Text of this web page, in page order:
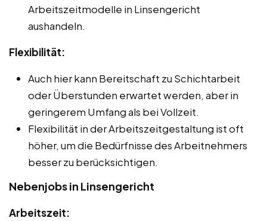
Arbeitszeitmodelle in Linsengericht
aushandeln.
Flexibilität:
Auch hier kann Bereitschaft zu Schichtarbeit
oder Überstunden erwartet werden, aber in
geringerem Umfang als bei Vollzeit.
Flexibilität in der Arbeitszeitgestaltung ist oft
höher, um die Bedürfnisse des Arbeitnehmers
besser zu berücksichtigen.
Nebenjobs in Linsengericht
Arbeitszeit: